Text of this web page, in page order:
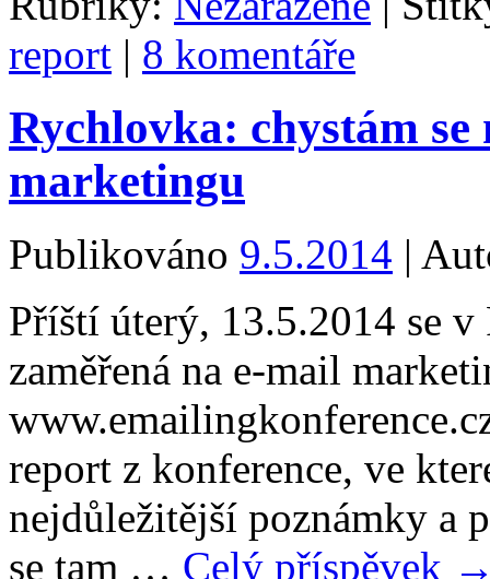
report | 8 komentáře
Rychlovka: chystám
marketingu
Publikováno 9.5.2014 |
Příští úterý, 13.5.2014 se v
zaměřená na e-mail
report z konference, ve
nejdůležitější poznámky a
se tam … Celý příspěvek